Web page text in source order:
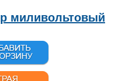
миливольтовый